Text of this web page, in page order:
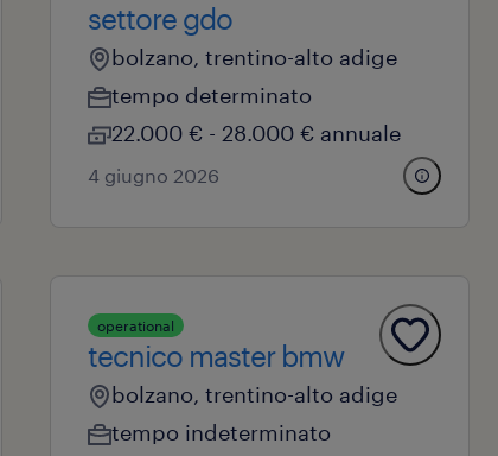
settore gdo
bolzano, trentino-alto adige
tempo determinato
22.000 € - 28.000 € annuale
4 giugno 2026
operational
tecnico master bmw
bolzano, trentino-alto adige
tempo indeterminato